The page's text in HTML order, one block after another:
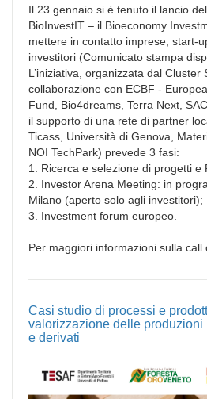
Il 23 gennaio si è tenuto il lancio
BioInvestIT – il Bioeconomy
mettere in contatto imprese, start-
investitori (Comunicato stampa
L’iniziativa, organizzata dal Cluster
collaborazione con ECBF -
Fund, Bio4dreams, Terra Next,
il supporto di una rete di partner
Ticass, Università di Genova,
NOI TechPark) prevede 3 fasi:
1. Ricerca e selezione di progetti e
2. Investor Arena Meeting: in
Milano (aperto solo agli investitori);
3. Investment forum europeo.
Per maggiori informazioni sulla call
Casi studio di processi e
valorizzazione delle
e derivati